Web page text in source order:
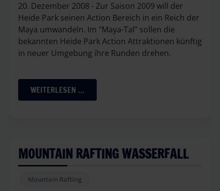
20. Dezember 2008 - Zur Saison 2009 will der
Heide Park seinen Action Bereich in ein Reich der
Maya umwandeln. Im "Maya-Tal" sollen die
bekannten Heide Park Action Attraktionen künftig
in neuer Umgebung ihre Runden drehen.
WEITERLESEN …
MOUNTAIN RAFTING WASSERFALL
Mountain Rafting